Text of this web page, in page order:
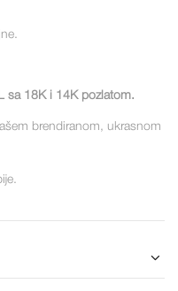
sa 18K i 14K pozlatom.
brendiranom, ukrasnom